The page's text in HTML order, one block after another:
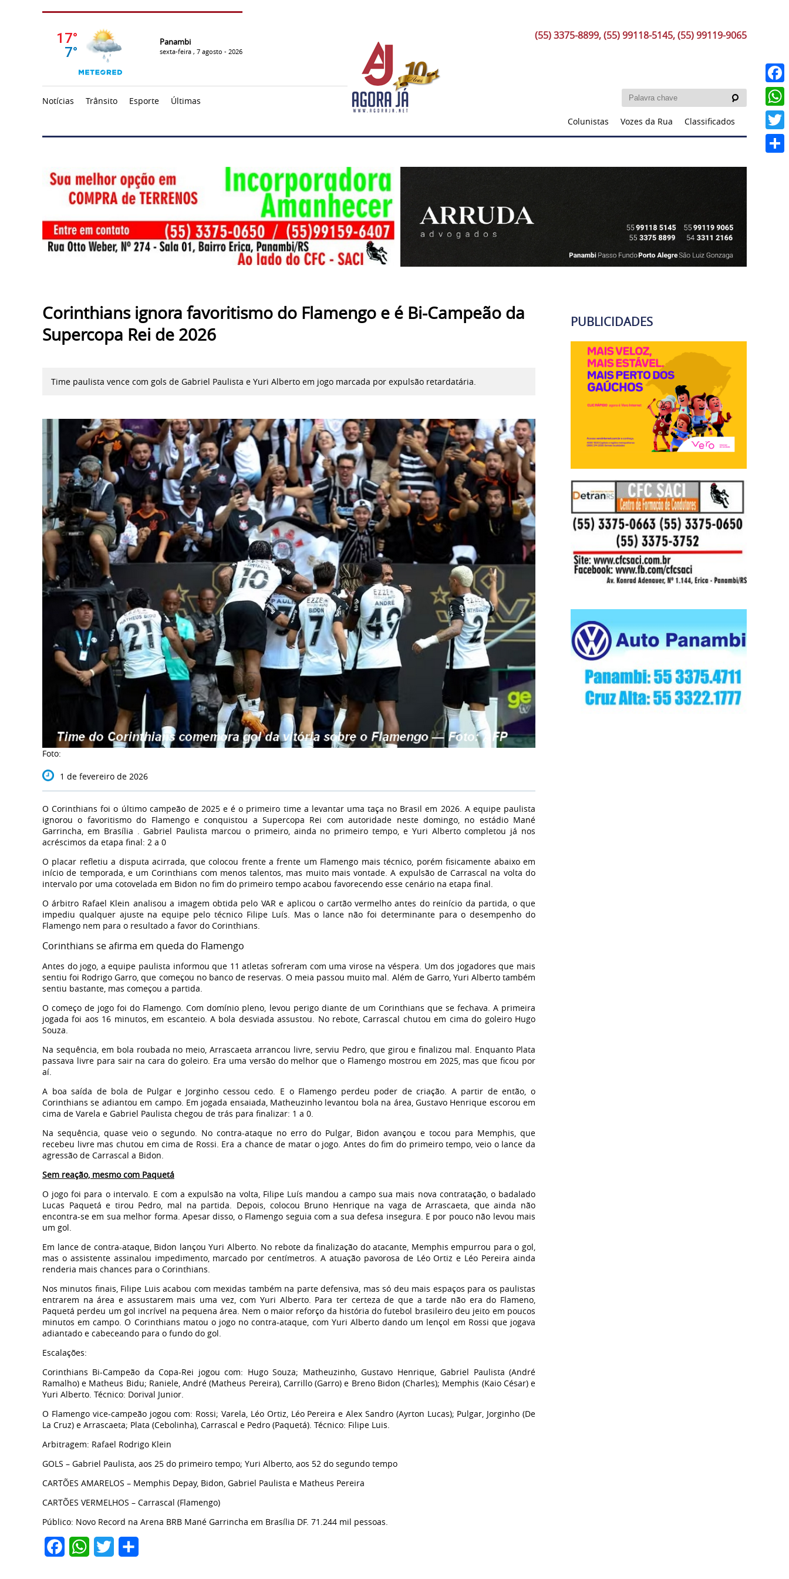
Panambi
sexta-feira , 7 agosto - 2026
(55) 3375-8899, (55) 99118-5145, (55) 99119-9065
Notícias Trânsito Esporte
Últimas
Colunistas
Vozes da Rua Classificados
Corinthians ignora favoritismo do Flamengo e é Bi-Campeão da
Supercopa Rei de 2026
Time paulista vence com gols de Gabriel Paulista e Yuri Alberto em jogo marcada por expulsão retardatária.
Foto:
1 de fevereiro de 2026
O Corinthians foi o último campeão de 2025 e é o primeiro time a levantar uma taça no Brasil em 2026. A equipe paulista
ignorou o favoritismo do Flamengo e conquistou a Supercopa Rei com autoridade neste domingo, no estádio Mané
Garrincha, em Brasília . Gabriel Paulista marcou o primeiro, ainda no primeiro tempo, e Yuri Alberto completou já nos
acréscimos da etapa final: 2 a 0
O placar refletiu a disputa acirrada, que colocou frente a frente um Flamengo mais técnico, porém fisicamente abaixo em
início de temporada, e um Corinthians com menos talentos, mas muito mais vontade. A expulsão de Carrascal na volta do
intervalo por uma cotovelada em Bidon no fim do primeiro tempo acabou favorecendo esse cenário na etapa final.
O árbitro Rafael Klein analisou a imagem obtida pelo VAR e aplicou o cartão vermelho antes do reinício da partida, o que
impediu qualquer ajuste na equipe pelo técnico Filipe Luís. Mas o lance não foi determinante para o desempenho do
Flamengo nem para o resultado a favor do Corinthians.
Corinthians se afirma em queda do Flamengo
Antes do jogo, a equipe paulista informou que 11 atletas sofreram com uma virose na véspera. Um dos jogadores que mais
sentiu foi Rodrigo Garro, que começou no banco de reservas. O meia passou muito mal. Além de Garro, Yuri Alberto também
sentiu bastante, mas começou a partida.
O começo de jogo foi do Flamengo. Com domínio pleno, levou perigo diante de um Corinthians que se fechava. A primeira
jogada foi aos 16 minutos, em escanteio. A bola desviada assustou. No rebote, Carrascal chutou em cima do goleiro Hugo
Souza.
Na sequência, em bola roubada no meio, Arrascaeta arrancou livre, serviu Pedro, que girou e finalizou mal. Enquanto Plata
passava livre para sair na cara do goleiro. Era uma versão do melhor que o Flamengo mostrou em 2025, mas que ficou por
aí.
A boa saída de bola de Pulgar e Jorginho cessou cedo. E o Flamengo perdeu poder de criação. A partir de então, o
Corinthians se adiantou em campo. Em jogada ensaiada, Matheuzinho levantou bola na área, Gustavo Henrique escorou em
cima de Varela e Gabriel Paulista chegou de trás para finalizar: 1 a 0.
Na sequência, quase veio o segundo. No contra-ataque no erro do Pulgar, Bidon avançou e tocou para Memphis, que
recebeu livre mas chutou em cima de Rossi. Era a chance de matar o jogo. Antes do fim do primeiro tempo, veio o lance da
agressão de Carrascal a Bidon.
Sem reação, mesmo com Paquetá
O jogo foi para o intervalo. E com a expulsão na volta, Filipe Luís mandou a campo sua mais nova contratação, o badalado
Lucas Paquetá e tirou Pedro, mal na partida. Depois, colocou Bruno Henrique na vaga de Arrascaeta, que ainda não
encontra-se em sua melhor forma. Apesar disso, o Flamengo seguia com a sua defesa insegura. E por pouco não levou mais
um gol.
Em lance de contra-ataque, Bidon lançou Yuri Alberto. No rebote da finalização do atacante, Memphis empurrou para o gol,
mas o assistente assinalou impedimento, marcado por centímetros. A atuação pavorosa de Léo Ortiz e Léo Pereira ainda
renderia mais chances para o Corinthians.
Nos minutos finais, Filipe Luis acabou com mexidas também na parte defensiva, mas só deu mais espaços para os paulistas
entrarem na área e assustarem mais uma vez, com Yuri Alberto. Para ter certeza de que a tarde não era do Flameno,
Paquetá perdeu um gol incrível na pequena área. Nem o maior reforço da história do futebol brasileiro deu jeito em poucos
minutos em campo. O Corinthians matou o jogo no contra-ataque, com Yuri Alberto dando um lençol em Rossi que jogava
adiantado e cabeceando para o fundo do gol.
Escalações:
Corinthians Bi-Campeão da Copa-Rei jogou com: Hugo Souza; Matheuzinho, Gustavo Henrique, Gabriel Paulista (André
Ramalho) e Matheus Bidu; Raniele, André (Matheus Pereira), Carrillo (Garro) e Breno Bidon (Charles); Memphis (Kaio César) e
Yuri Alberto. Técnico: Dorival Junior.
O Flamengo vice-campeão jogou com: Rossi; Varela, Léo Ortiz, Léo Pereira e Alex Sandro (Ayrton Lucas); Pulgar, Jorginho (De
La Cruz) e Arrascaeta; Plata (Cebolinha), Carrascal e Pedro (Paquetá). Técnico: Filipe Luis.
Arbitragem: Rafael Rodrigo Klein
GOLS – Gabriel Paulista, aos 25 do primeiro tempo; Yuri Alberto, aos 52 do segundo tempo
CARTÕES AMARELOS – Memphis Depay, Bidon, Gabriel Paulista e Matheus Pereira
CARTÕES VERMELHOS – Carrascal (Flamengo)
Público: Novo Record na Arena BRB Mané Garrincha em Brasília DF. 71.244 mil pessoas.
FacebookWhatsApp
Twitter
PUBLICIDADES